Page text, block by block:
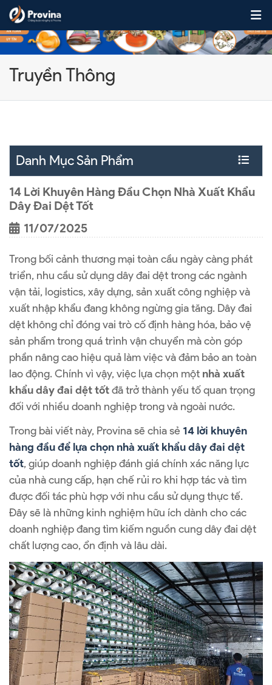
Skip to content
Truyền Thông
Danh Mục Sản Phẩm
14 Lời Khuyên Hàng Đầu Chọn Nhà Xuất Khẩu
Dây Đai Dệt Tốt
11/07/2025
Trong bối cảnh thương mại toàn cầu ngày càng phát
triển, nhu cầu sử dụng dây đai dệt trong các ngành
vận tải, logistics, xây dựng, sản xuất công nghiệp và
xuất nhập khẩu đang không ngừng gia tăng. Dây đai
dệt không chỉ đóng vai trò cố định hàng hóa, bảo vệ
sản phẩm trong quá trình vận chuyển mà còn góp
phần nâng cao hiệu quả làm việc và đảm bảo an toàn
lao động. Chính vì vậy, việc lựa chọn một nhà xuất
khẩu dây đai dệt tốtđã trở thành yếu tố quan trọng
đối với nhiều doanh nghiệp trong và ngoài nước.
Trong bài viết này, Provina sẽ chia sẻ 14 lời khuyên
hàng đầu để lựa chọn nhà xuất khẩu dây đai dệt
tốt, giúp doanh nghiệp đánh giá chính xác năng lực
của nhà cung cấp, hạn chế rủi ro khi hợp tác và tìm
được đối tác phù hợp với nhu cầu sử dụng thực tế.
Đây sẽ là những kinh nghiệm hữu ích dành cho các
doanh nghiệp đang tìm kiếm nguồn cung dây đai dệt
chất lượng cao, ổn định và lâu dài.